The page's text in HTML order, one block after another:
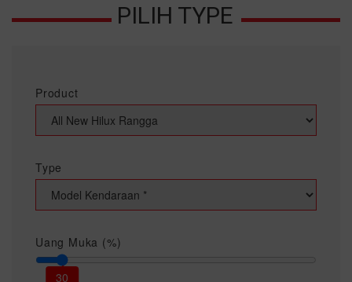
PILIH TYPE
Product
Type
Uang Muka (%)
30